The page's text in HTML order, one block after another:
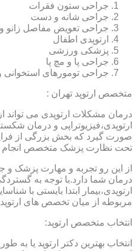
جراحی ستون فقرات
جراحی شانه و دست
جراحی تعویض مفاصل زانو
ارتوپدی اطفال
پزشکی ورزشی
جراحی پا و مچ پا
جراحی تومورهای استخوانی
متخصص ارتوپد تهران :
درمان مشکلات ارتوپدی می تواند
ارتوپدی،فیزیوتراپی و درمان
صورت گیرد که بخش بزرگی از
تحت نظارت پزشک متخصص
از این رو تجربه و مهارت پزشک و
درمان شما دارد.با توجه به
ارتوپدی،بیمار ابتدا بایستی با
مربوطه از میان تخصص های
انتخاب متخصص ارتوپد:
انتخاب بهترین دکتر ارتوپد یا